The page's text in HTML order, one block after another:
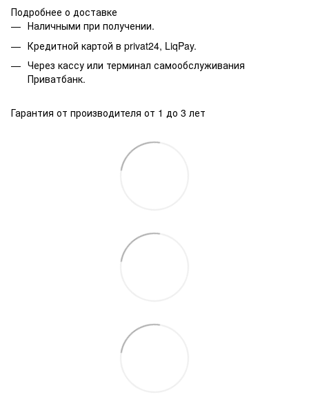
Подробнее о доставке
Наличными при получении.
Кредитной картой в privat24, LiqPay.
Через кассу или терминал самообслуживания
Приватбанк.
Гарантия от производителя от 1 до 3 лет